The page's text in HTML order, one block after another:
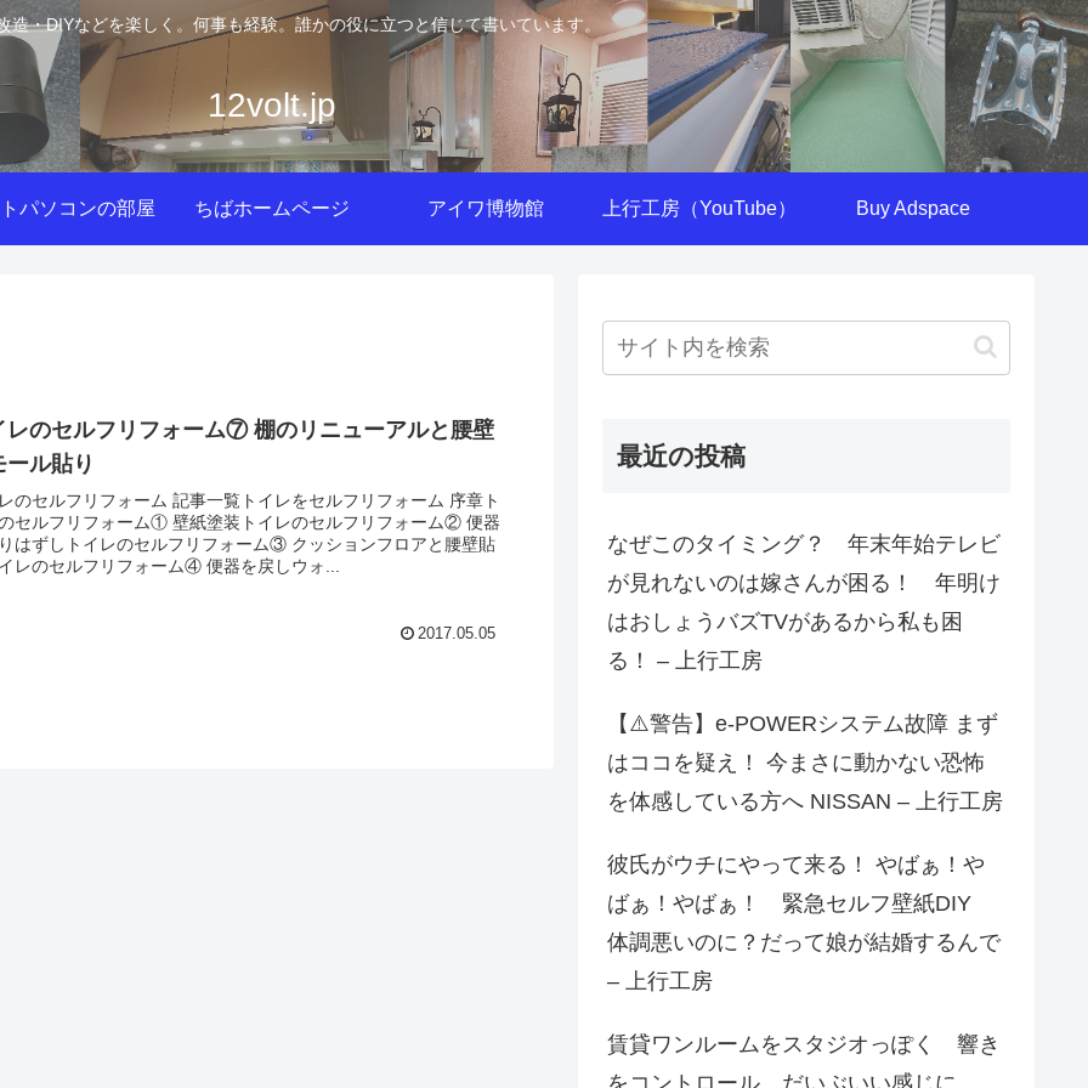
造・DIYなどを楽しく。何事も経験。誰かの役に立つと信じて書いています。
12volt.jp
パソコンの部屋 ちばホームページ アイワ博物館 上行工房（YouTube） Buy Adspace
レのセルフリフォーム⑦ 棚のリニューアルと腰壁
ール貼り
のセルフリフォーム 記事一覧トイレをセルフリフォーム 序章ト
セルフリフォーム① 壁紙塗装トイレのセルフリフォーム② 便器
はずしトイレのセルフリフォーム③ クッションフロアと腰壁貼
レのセルフリフォーム④ 便器を戻しウォ...
2017.05.05
最近の投稿
なぜこのタイミング？ 年末年始テレビ
が見れないのは嫁さんが困る！ 年明け
はおしょうバズTVがあるから私も困
る！ – 上行工房
【⚠️警告】e-POWERシステム故障 まず
はココを疑え！ 今まさに動かない恐怖
を体感している方へ NISSAN – 上行工房
彼氏がウチにやって来る！ やばぁ！や
ばぁ！やばぁ！ 緊急セルフ壁紙DIY
体調悪いのに？だって娘が結婚するんで
– 上行工房
賃貸ワンルームをスタジオっぽく 響き
をコントロール だいぶいい感じに